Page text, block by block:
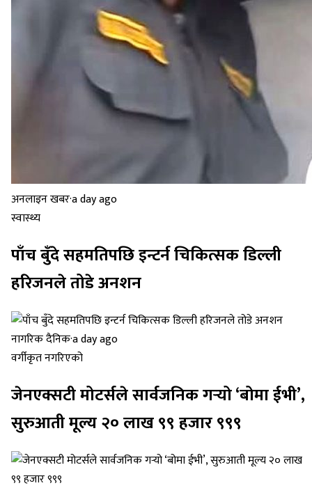
अनलाइन खबर·a day ago
स्वास्थ्य
पाँच बुँदे सहमतिपछि इन्टर्न चिकित्सक डिल्ली
हरिजनले तोडे अनशन
नागरिक दैनिक·a day ago
वर्गीकृत नगरिएको
जेनएक्सटी मोटर्सले सार्वजनिक गर्‍यो ‘बोमा ईभी’,
सुरुआती मूल्य २० लाख ९९ हजार ९९९